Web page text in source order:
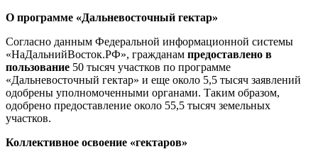
О программе «Дальневосточный гектар»
Согласно данным Федеральной информационной системы
«НаДальнийВосток.РФ», гражданам предоставлено в
пользование 50 тысяч участков по программе
«Дальневосточный гектар» и еще около 5,5 тысяч заявлений
одобрены уполномоченными органами. Таким образом,
одобрено предоставление около 55,5 тысяч земельных
участков.
Коллективное освоение «гектаров»